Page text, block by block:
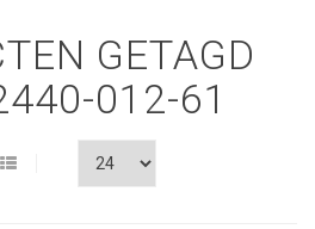
GETAGD
012-61